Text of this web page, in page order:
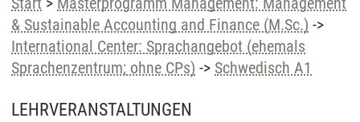
& Sustainable Accounting and Finance (M.Sc.) ->
International Center: Sprachangebot (ehemals
Sprachenzentrum; ohne CPs) -> Schwedisch A1
LEHRVERANSTALTUNGEN